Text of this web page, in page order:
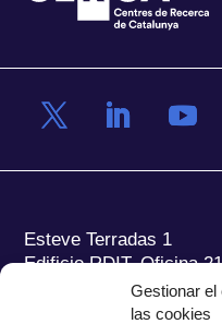
Gestionar el
las cookies
Esteve Terradas 1
Edificio RDIT, Oficina
Parc Mediterrani de la